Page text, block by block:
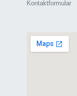
Kontaktformular